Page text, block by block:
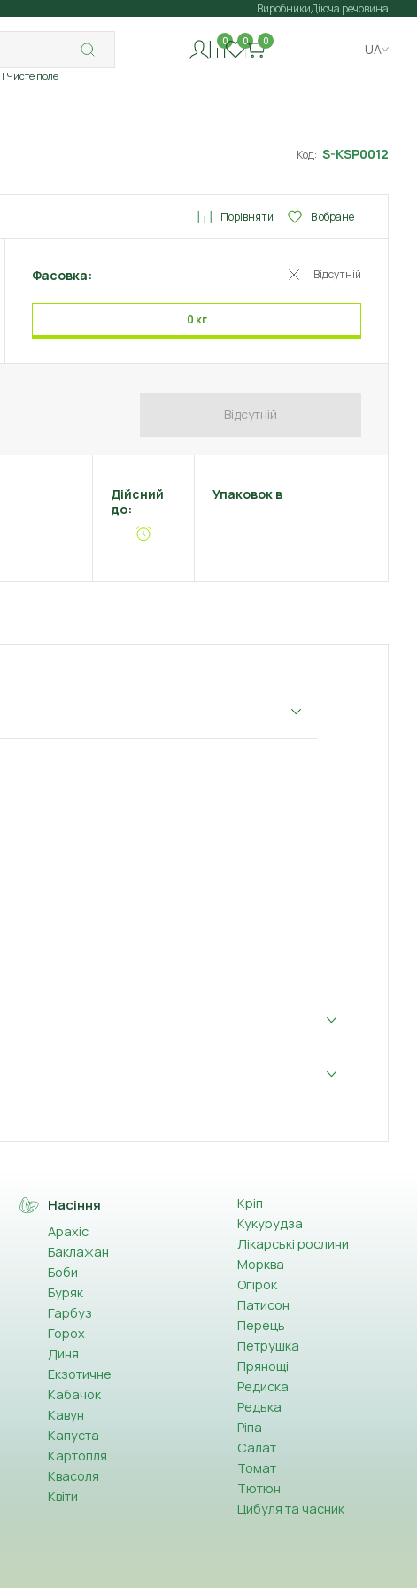
ВиробникиДіюча речовина
| Чисте поле
0 0 0
UA
Код: S-KSP0012
Порівняти В обране
Фасовка: Відсутній
0 кг
Відсутній
Дійсний
до:
Упаковок в
Насіння
Арахіс
Баклажан
Боби
Буряк
Гарбуз
Горох
Диня
Екзотичне
Кабачок
Кавун
Капуста
Картопля
Квасоля
Квіти
Кріп
Кукурудза
Лікарські рослини
Морква
Огірок
Патисон
Перець
Петрушка
Прянощі
Редиска
Редька
Ріпа
Салат
Томат
Тютюн
Цибуля та часник